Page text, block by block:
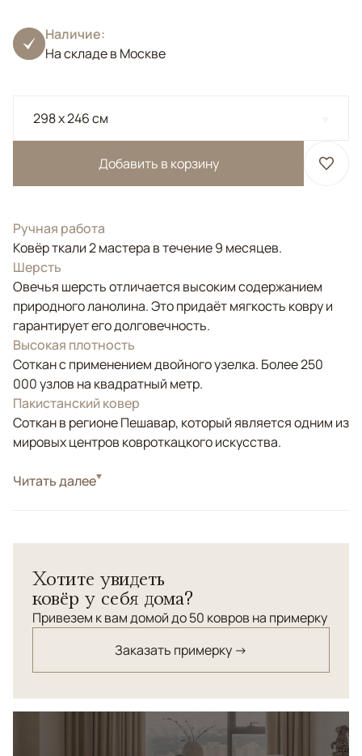
Наличие:
На складе в Москве
298 x 246 см
Добавить в корзину
Ручная работа
Ковёр ткали 2 мастера в течение 9 месяцев.
Шерсть
Овечья шерсть отличается высоким содержанием
природного ланолина. Это придаёт мягкость ковру и
гарантирует его долговечность.
Высокая плотность
Соткан с применением двойного узелка. Более 250
000 узлов на квадратный метр.
Пакистанский ковер
Соткан в регионе Пешавар, который является одним из
мировых центров ковроткацкого искусства.
СтильКлассические
Читать далее
Хотите увидеть
ковёр у себя дома?
Привезем к вам домой до 50 ковров на примерку
Заказать примерку →